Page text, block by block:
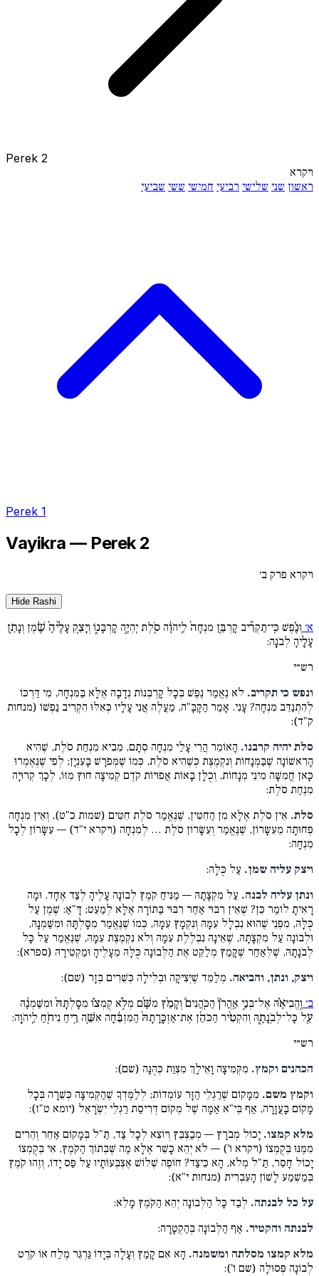
Perek 2
ויקרא
ראשון שני שלישי רביעי חמישי ששי שביעי
Perek 1
Vayikra — Perek 2
ויקרא פרק ב׳
Hide Rashi
א׳ וְנֶ֗פֶשׁ כִּֽי־תַקְרִ֞יב קָרְבַּ֤ן מִנְחָה֙ לַֽיהֹוָ֔ה סֹ֖לֶת יִֽהְיֶ֣ה קָרְבָּנ֑וֹ וְיָצַ֤ק עָלֶ֨יהָ֙ שֶׁ֔מֶן וְנָתַ֥ן
עָלֶ֖יהָ לְבֹנָֽה:
רש״י
ונפש כי תקריב. לֹא נֶאֱמַר נֶפֶשׁ בְּכָל קָרְבְּנוֹת נְדָבָה אֶלָּא בַּמִּנְחָה, מִי דַּרְכּוֹ
לְהִתְנַדֵּב מִנְחָה? עָנִי. אָמַר הַקָּבָּ"ה, מַעֲלֶה אֲנִי עָלָיו כְּאִלּוּ הִקְרִיב נַפְשׁוֹ (מנחות
ק"ד):
סלת יהיה קרבנו. הָאוֹמֵר הֲרֵי עָלַי מִנְחָה סְתָם, מֵבִיא מִנְחַת סֹלֶת, שֶׁהִיא
הָרִאשׁוֹנָה שֶׁבַּמְּנָחוֹת וְנִקְמֶצֶת כְּשֶׁהִיא סֹלֶת, כְּמוֹ שֶׁמְּפֹרָשׁ בָּעִנְיָן; לְפִי שֶׁנֶּאֶמְרוּ
כָּאן חֲמִשָּׁה מִינֵי מְנָחוֹת, וְכֻלָּן בָּאוֹת אֲפוּיוֹת קֹדֶם קְמִיצָה חוּץ מִזּוֹ, לְכָךְ קְרוּיָה
מִנְחַת סֹלֶת:
סלת. אֵין סֹלֶת אֶלָּא מִן הַחִטִּין, שֶׁנֶּאֱמַר סֹלֶת חִטִּים (שמות כ"ט), וְאֵין מִנְחָה
פְּחוּתָה מֵעִשָּׂרוֹן, שֶׁנֶּאֱמַר וְעִשָּׂרוֹן סֹלֶת … לְמִנְחָה (ויקרא י"ד) — עִשָּׂרוֹן לְכָל
מִנְחָה:
ויצק עליה שמן. עַל כֻּלָּהּ:
ונתן עליה לבנה. עַל מִקְצָתָהּ — מַנִּיחַ קֹמֶץ לְבוֹנָה עָלֶיהָ לְצַד אֶחָד. וּמָה
רָאִיתָ לוֹמַר כֵּן? שֶׁאֵין רִבּוּי אַחַר רִבּוּי בַּתּוֹרָה אֶלָּא לְמַעֵט; דָּ"אַ: שֶׁמֶן עַל
כֻּלָּהּ, מִפְּנֵי שֶׁהוּא נִבְלָל עִמָּהּ וְנִקְמָץ עִמָּהּ, כְּמוֹ שֶׁנֶּאֱמַר מִסָּלְתָּהּ וּמִשַּׁמְנָהּ,
וּלְבוֹנָה עַל מִקְצָתָהּ, שֶׁאֵינָהּ נִבְלֶלֶת עִמָּהּ וְלֹא נִקְמֶצֶת עִמָּהּ, שֶׁנֶּאֱמַר עַל כָּל
לְבֹנָתָהּ, שֶׁלְּאַחַר שֶׁקָּמַץ מְלַקֵּט אֶת הַלְּבוֹנָה כֻּלָּהּ מֵעָלֶיהָ וּמַקְטִירָהּ (ספרא):
ויצק, ונתן, והביאה. מְלַמֵּד שֶׁיְּצִיקָה וּבְלִילָה כְּשֵׁרִים בְּזָר (שם):
ב׳ וֶֽהֱבִיאָ֗הּ אֶל־בְּנֵ֣י אַֽהֲרֹן֘ הַכֹּֽהֲנִים֒ וְקָמַ֨ץ מִשָּׁ֜ם מְלֹ֣א קֻמְצ֗וֹ מִסָּלְתָּהּ֙ וּמִשַּׁמְנָ֔הּ
עַ֖ל כָּל־לְבֹֽנָתָ֑הּ וְהִקְטִ֨יר הַכֹּהֵ֜ן אֶת־אַזְכָּֽרָתָהּ֙ הַמִּזְבֵּ֔חָה אִשֵּׁ֛ה רֵ֥יחַ נִיחֹ֖חַ לַֽיהֹוָֽה:
רש״י
הכהנים וקמץ. מִקְּמִיצָה וָאֵילָךְ מִצְוַת כְּהֻנָּה (שם):
וקמץ משם. מִמָּקוֹם שֶׁרַגְלֵי הַזָּר עוֹמְדוֹת; לְלַמֶּדְךָ שֶׁהַקְּמִיצָה כְּשֵׁרָה בְּכָל
מָקוֹם בָּעֲזָרָה, אַף בְּי"א אַמָּה שֶׁל מְקוֹם דְּרִיסַת רַגְלֵי יִשְֹרָאֵל (יומא ט"ז):
מלא קמצו. יָכוֹל מְבֹרָץ — מְבַצְבֵּץ וְיוֹצֵא לְכָל צַד, תַּ"לֹ בְּמָקוֹם אַחֵר וְהֵרִים
מִמֶּנּוּ בְּקֻמְצוֹ (ויקרא ו') — לֹא יְהֵא כָּשֵׁר אֶלָּא מַה שֶּׁבְּתוֹךְ הַקֹּמֶץ, אִי בְּקֻמְצוֹ
יָכוֹל חָסֵר, תַּ"לֹ מְלֹא, הָא כֵּיצַד? חוֹפֶה שְׁלוֹשׁ אֶצְבְּעוֹתָיו עַל פַּס יָדוֹ, וְזֶהוּ קֹמֶץ
בְּמַשְׁמַע לָשׁוֹן הָעִבְרִית (מנחות י"א):
על כל לבנתה. לְבַד כָּל הַלְּבוֹנָה יְהֵא הַקֹּמֶץ מָלֵא:
לבנתה והקטיר. אַף הַלְּבוֹנָה בְּהַקְטָרָה:
מלא קמצו מסלתה ומשמנה. הָא אִם קָמַץ וְעָלָה בְּיָדוֹ גַּרְגֵּר מֶלַח אוֹ קֹרֶט
לְבוֹנָה פְּסוּלָה (שם ו'):